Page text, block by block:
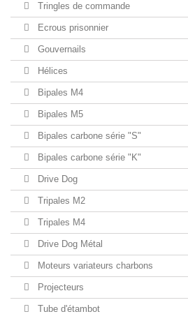
Tringles de commande
Ecrous prisonnier
Gouvernails
Hélices
Bipales M4
Bipales M5
Bipales carbone série "S"
Bipales carbone série "K"
Drive Dog
Tripales M2
Tripales M4
Drive Dog Métal
Moteurs variateurs charbons
Projecteurs
Tube d'étambot